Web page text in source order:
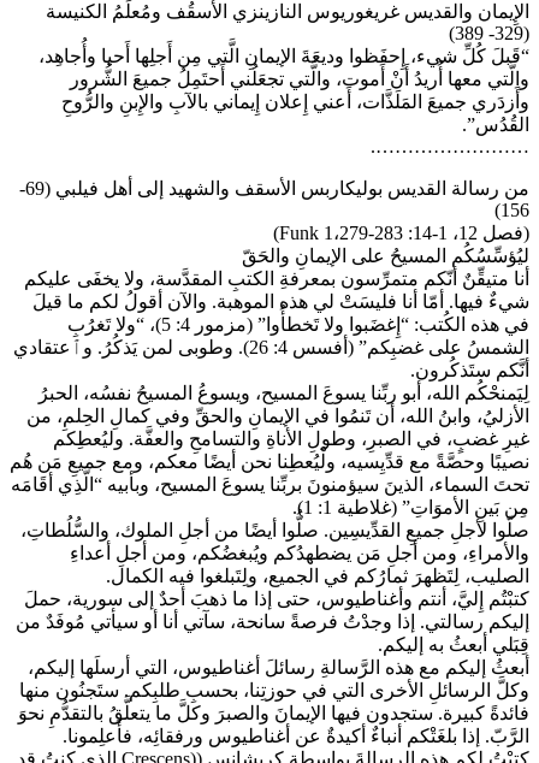
الإِيمان والقديس غريغوريوس النازينزي الأُسقُف ومُعلِّمُ الكنيسة
(329- 389)
“قَبلَ كُلِّ شيء، إِحفَظوا وديعَةَ الإيمانِ الَّتي مِن أَجلِها أَحيا وأُجاهِد،
والَّتي معها أُريدُ أَنْ أَموت، والَّتي تجعَلُني أَحتَمِلُ جميعَ الشُّرور
وأَزدَري جميعَ المَلَذَّات، أَعني إِعلان إِيماني بالآبِ والإِبنِ والرُّوحِ
القُدُس”.
…………………….
من رسالة القديس بوليكاربس الأسقف والشهيد إلى أهل فيلبي (69-
156)
(فصل 12، 1-14: Funk 1،279-283)
ليُؤسِّسُكُم المسيحُ على الإيمانِ والحَقّ
أنا متيقِّنٌ أنّكم متمرِّسون بمعرفةِ الكتبِ المقدَّسة، ولا يخفَى عليكم
شيءٌ فيها. أمّا أنا فليسَتْ لي هذه الموهبة. والآن أقولُ لكم ما قيلَ
في هذه الكُتب: “إِغضَبوا ولا تَخطأُوا” (مزمور 4: 5)، “ولا تَغرُبِ
الشمسُ على غضبِكم” (أفسس 4: 26). وطوبى لمن يَذكُرُ. وٱعتقادي
أنَّكم ستَذكُرون.
لِيَمنحْكُم الله، أبو ربِّنا يسوعَ المسيح، ويسوعُ المسيحُ نفسُه، الحبرُ
الأزليُ، وابنُ الله، أن تَنمُوا في الإيمانِ والحقِّ وفي كمالِ الحِلمِ، من
غيرِ غضبٍ، في الصبرِ، وطولِ الأناةِ والتسامحِ والعفَّة. وليُعطِكم
نصيبًا وحصَّةً مع قدِّيِسيه، ولْيُعطِنا نحن أيضًا معكم، ومع جميعِ مَن هُم
تحتَ السماء، الذينَ سيؤمنونَ بربِّنا يسوعَ المسيح، وبأبيه “الَّذِي أقَامَه
مِن بَينِ الأموَاتِ” (غلاطية 1: 1).
صلّوا لأجلِ جميعِ القدِّيسِين. صلُّوا أيضًا من أجلِ الملوك، والسُّلُطاتِ،
والأمراءِ، ومن أجلِ مَن يضطهدُكم ويُبغضُكم، ومن أجلِ أعداءِ
الصليب، لِتَظهرَ ثمارُكم في الجميع، ولِتَبلغوا فيه الكمال.
كتبْتُم إِليَّ، أنتم وأغناطيوس، حتى إذا ما ذهبَ أحدٌ إلى سورية، حملَ
إليكم رسالتي. إذا وجدْتُ فرصةً سانحة، سآتي أنا أو سيأتي مُوفَدٌ من
قِبَلي أبعثُ به إليكم.
أبعثُ إليكم مع هذه الرَّسالةِ رسائلَ أغناطيوس، التي أرسلَها إليكم،
وكلَّ الرسائلِ الأخرى التي في حوزتِنا، بحسبِ طلبِكم. ستَجنُون منها
فائدةً كبيرة. ستجدون فيها الإيمانَ والصبرَ وكلَّ ما يتعلَّقُ بالتقدُّمِ نحوَ
الرَّبّ. إذا بلغَتْكم أنباءٌ أكيدةٌ عن أغناطيوس ورفقائِه، فأَعلِمونا.